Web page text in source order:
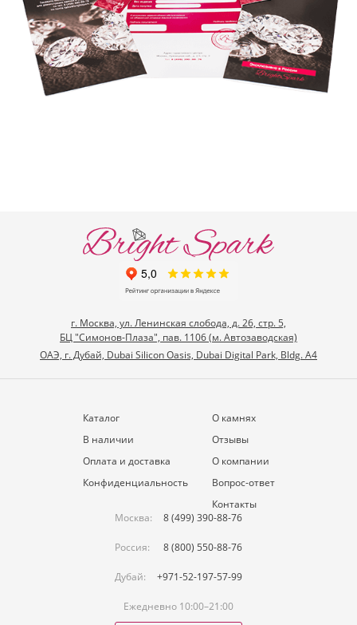
г. Москва, ул. Ленинская слобода, д. 26, стр. 5,
БЦ "Симонов-Плаза", пав. 1106 (м. Автозаводская)
ОАЭ, г. Дубай, Dubai Silicon Oasis, Dubai Digital Park, Bldg. A4
Каталог
В наличии
Оплата и доставка
Конфиденциальность
О камнях
Отзывы
О компании
Вопрос-ответ
Контакты
Москва:
8 (499) 390-88-76
Россия: 8 (800) 550-88-76
Дубай: +971-52-197-57-99
Ежедневно 10:00–21:00